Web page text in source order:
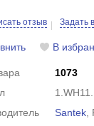
отзыв Задать
В
1073
Santek